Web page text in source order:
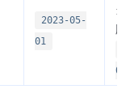
2023-05-
01
01